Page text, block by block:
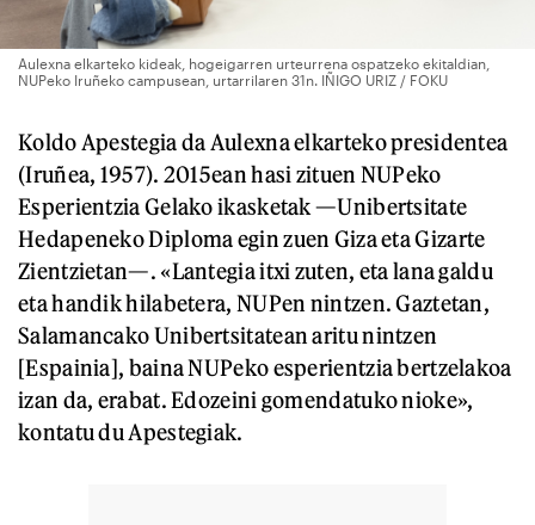
Aulexna elkarteko kideak, hogeigarren urteurrena ospatzeko ekitaldian,
NUPeko Iruñeko campusean, urtarrilaren 31n. IÑIGO URIZ / FOKU
Koldo Apestegia da Aulexna elkarteko presidentea
(Iruñea, 1957). 2015ean hasi zituen NUPeko
Esperientzia Gelako ikasketak —Unibertsitate
Hedapeneko Diploma egin zuen Giza eta Gizarte
Zientzietan—. «Lantegia itxi zuten, eta lana galdu
eta handik hilabetera, NUPen nintzen. Gaztetan,
Salamancako Unibertsitatean aritu nintzen
[Espainia], baina NUPeko esperientzia bertzelakoa
izan da, erabat. Edozeini gomendatuko nioke»,
kontatu du Apestegiak.